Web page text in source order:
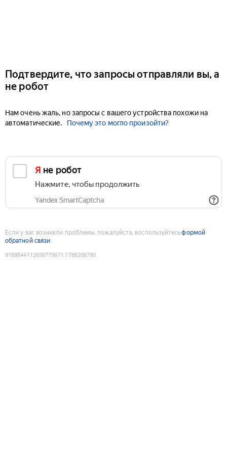
Подтвердите, что запросы отправляли вы, а
не робот
Нам очень жаль, но запросы с вашего устройства похожи на
автоматические.
Почему это могло произойти?
Я не робот
Нажмите, чтобы продолжить
Yandex SmartCaptcha
Если у вас возникли проблемы, пожалуйста, воспользуйтесьформой
обратной связи
9189844112656775671 :1786206790